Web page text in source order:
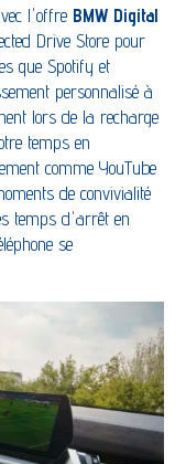
l'offre BMW Digital
Drive Store pour
que Spotify et
personnalisé à
lors de la recharge
temps en
comme YouTube
de convivialité
temps d'arrêt en
se